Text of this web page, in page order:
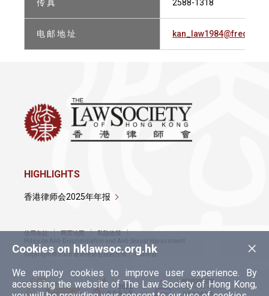
传 真 2588-1318
电 邮 地 址
×
Cookies on hklawsoc.org.hk
We employ cookies to improve user experience. By
accessing the website of The Law Society of Hong Kong,
HIGHLIGHTS
香港律师会2025年年报
使用条款 网页地图
私隐政策
Policy on Anti-Discrimination and Anti-Sexual Harassment
Copyright © 2026 香港律师会版权所有，不得转载